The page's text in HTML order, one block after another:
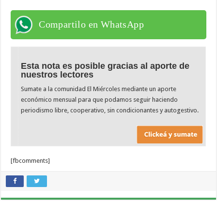
Compartilo en WhatsApp
Esta nota es posible gracias al aporte de
nuestros lectores
Sumate a la comunidad El Miércoles mediante un aporte
económico mensual para que podamos seguir haciendo
periodismo libre, cooperativo, sin condicionantes y autogestivo.
[fbcomments]